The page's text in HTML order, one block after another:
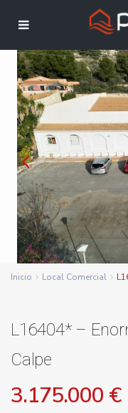
Inicio Local Comercial
L16404* –
Calpe
3.175.000 €